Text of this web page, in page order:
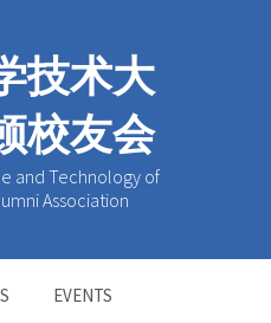
技术大
校友会
and Technology of
Association
EVENTS